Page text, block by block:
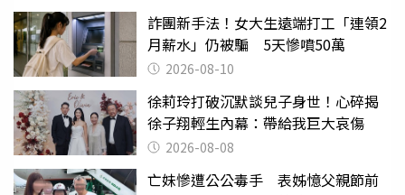
詐團新手法！女大生遠端打工「連領2
月薪水」仍被騙 5天慘噴50萬
2026-08-10
徐莉玲打破沉默談兒子身世！心碎揭
徐子翔輕生內幕：帶給我巨大哀傷
2026-08-08
亡妹慘遭公公毒手 表姊憶父親節前